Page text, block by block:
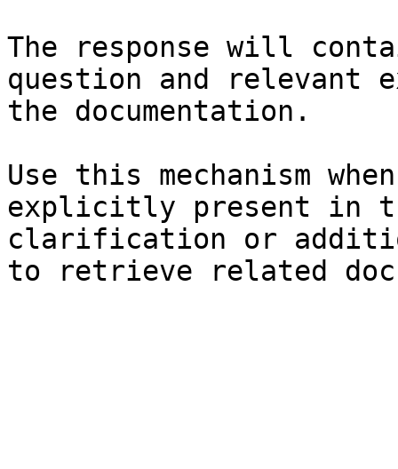
The response will
question and relevant
the documentation.
Use this mechanism
explicitly present in
clarification or